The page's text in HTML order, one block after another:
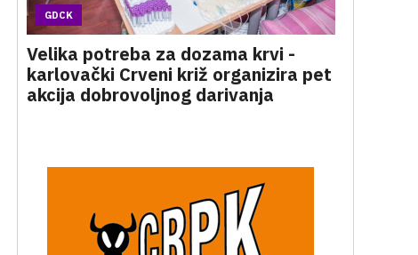
GDCK
Velika potreba za dozama krvi -
karlovački Crveni križ organizira pet
akcija dobrovoljnog darivanja